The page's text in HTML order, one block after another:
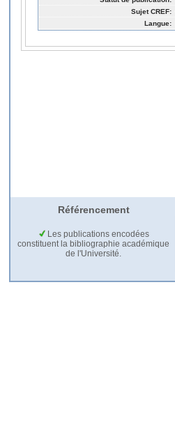
Sujet CREF:
Langue:
Référencement
Les publications encodées
constituent la bibliographie académique
de l'Université.